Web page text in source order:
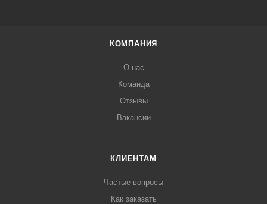
КОМПАНИЯ
О нас
Команда
Отзывы
Вакансии
КЛИЕНТАМ
Частые вопросы
Как заказать